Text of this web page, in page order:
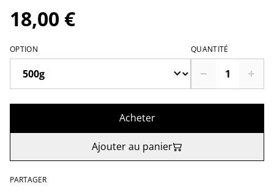
18,00 €
OPTION QUANTITÉ
Acheter
Ajouter au panier
PARTAGER